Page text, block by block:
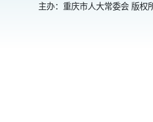
主办：重庆市人大常委会 版